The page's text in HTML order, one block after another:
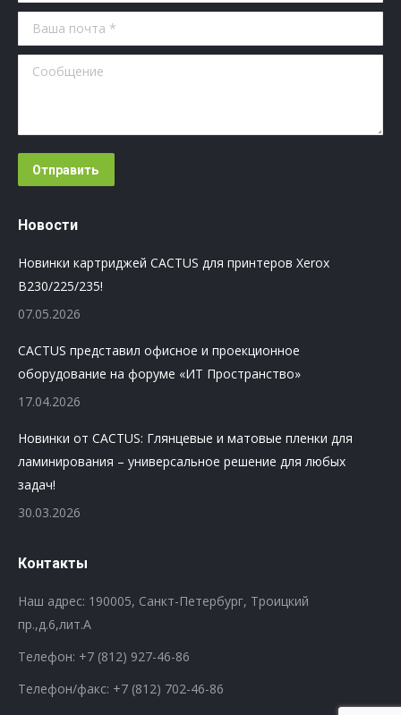
Ваша почта *
Сообщение
Отправить
Новости
Новинки картриджей CACTUS для принтеров Xerox
B230/225/235!
07.05.2026
CACTUS представил офисное и проекционное
оборудование на форуме «ИТ Пространство»
17.04.2026
Новинки от CACTUS: Глянцевые и матовые пленки для
ламинирования – универсальное решение для любых
задач!
30.03.2026
Контакты
Наш адрес: 190005, Санкт-Петербург, Троицкий
пр.,д.6,лит.А
Телефон: +7 (812) 927-46-86
Телефон/факс: +7 (812) 702-46-86